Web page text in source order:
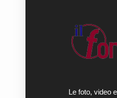
Le foto, video